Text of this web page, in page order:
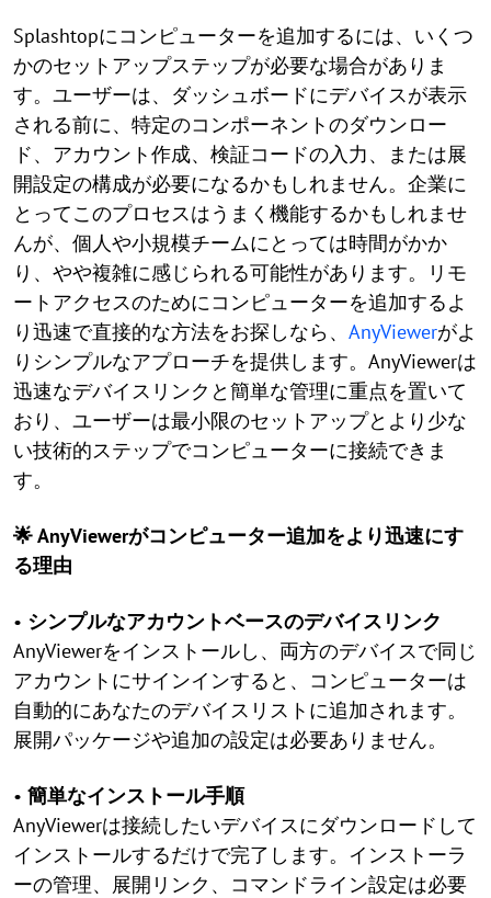
Splashtopにコンピューターを追加するには、いくつ
かのセットアップステップが必要な場合がありま
す。ユーザーは、ダッシュボードにデバイスが表示
される前に、特定のコンポーネントのダウンロー
ド、アカウント作成、検証コードの入力、または展
開設定の構成が必要になるかもしれません。企業に
とってこのプロセスはうまく機能するかもしれませ
んが、個人や小規模チームにとっては時間がかか
り、やや複雑に感じられる可能性があります。リモ
ートアクセスのためにコンピューターを追加するよ
り迅速で直接的な方法をお探しなら、 AnyViewerがよ
りシンプルなアプローチを提供します。AnyViewerは
迅速なデバイスリンクと簡単な管理に重点を置いて
おり、ユーザーは最小限のセットアップとより少な
い技術的ステップでコンピューターに接続できま
す。
🌟 AnyViewerがコンピューター追加をより迅速にす
る理由
• シンプルなアカウントベースのデバイスリンク
AnyViewerをインストールし、両方のデバイスで同じ
アカウントにサインインすると、コンピューターは
自動的にあなたのデバイスリストに追加されます。
展開パッケージや追加の設定は必要ありません。
• 簡単なインストール手順
AnyViewerは接続したいデバイスにダウンロードして
インストールするだけで完了します。インストーラ
ーの管理、展開リンク、コマンドライン設定は必要